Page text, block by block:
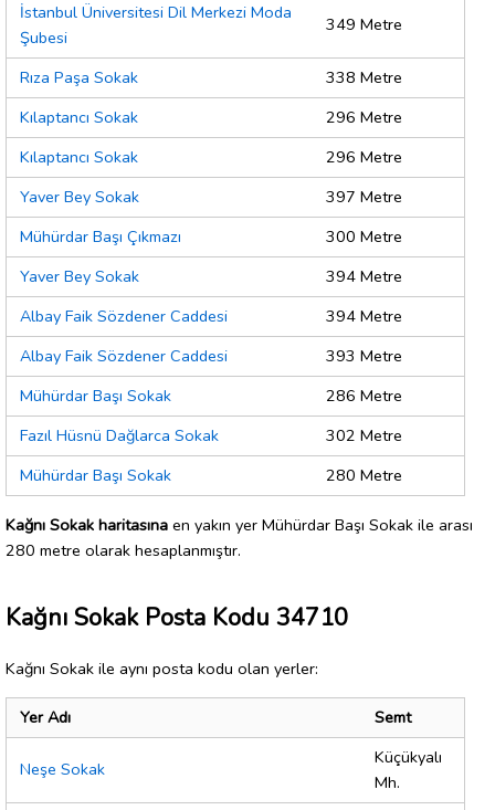
İstanbul Üniversitesi Dil Merkezi Moda
Şubesi
349 Metre
Rıza Paşa Sokak
338 Metre
Kılaptancı Sokak
296 Metre
Kılaptancı Sokak
296 Metre
Yaver Bey Sokak
397 Metre
Mühürdar Başı Çıkmazı
300 Metre
Yaver Bey Sokak
394 Metre
Albay Faik Sözdener Caddesi
394 Metre
Albay Faik Sözdener Caddesi
393 Metre
Mühürdar Başı Sokak
286 Metre
Fazıl Hüsnü Dağlarca Sokak
302 Metre
Mühürdar Başı Sokak
280 Metre
Kağnı Sokak haritasına en yakın yer Mühürdar Başı Sokak ile arası
280 metre olarak hesaplanmıştır.
Kağnı Sokak Posta Kodu 34710
Kağnı Sokak ile aynı posta kodu olan yerler:
Yer Adı Semt
Neşe Sokak
Küçükyalı
Mh.